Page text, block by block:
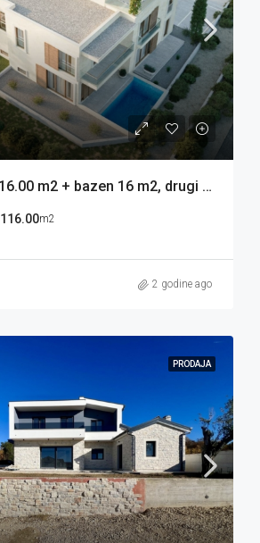
Kuća: Srima, 116.00 m2 + bazen 16 m2, drugi red (prodaja)
116.00m2
2 godine ago
PRODAJA